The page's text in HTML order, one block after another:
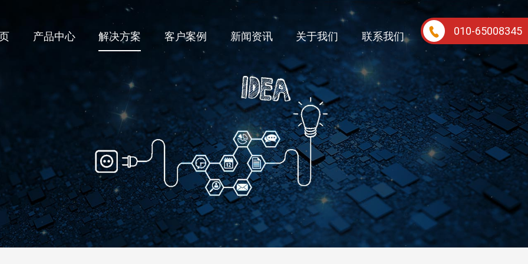
产品中心 解决方案 客户案例 新闻资讯 关于我们 联系我们 010-65008345